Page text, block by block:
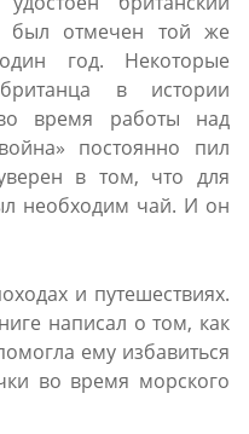
был отмечен той же
год. Некоторые
в истории
время работы над
постоянно пил
в том, что для
необходим чай. И он
и путешествиях.
написал о том, как
ему избавиться
во время морского